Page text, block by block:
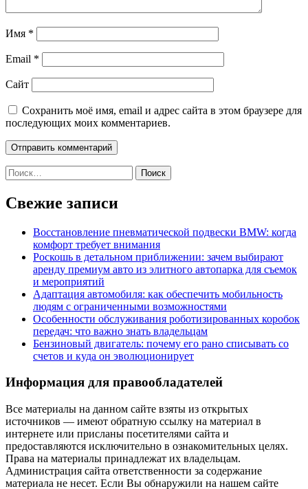
Имя *
Email *
Сайт
Сохранить моё имя, email и адрес сайта в этом браузере для
последующих моих комментариев.
Найти:
Свежие записи
Восстановление пневматической подвески BMW: когда
комфорт требует внимания
Роскошь в детальном приближении: зачем выбирают
аренду премиум авто из элитного автопарка для съемок
и мероприятий
Адаптация автомобиля: как обеспечить мобильность
людям с ограниченными возможностями
Особенности обслуживания роботизированных коробок
передач: что важно знать владельцам
Бензиновый двигатель: почему его рано списывать со
счетов и куда он эволюционирует
Информация для правообладателей
Все материалы на данном сайте взяты из открытых
источников — имеют обратную ссылку на материал в
интернете или присланы посетителями сайта и
предоставляются исключительно в ознакомительных целях.
Права на материалы принадлежат их владельцам.
Администрация сайта ответственности за содержание
материала не несет. Если Вы обнаружили на нашем сайте